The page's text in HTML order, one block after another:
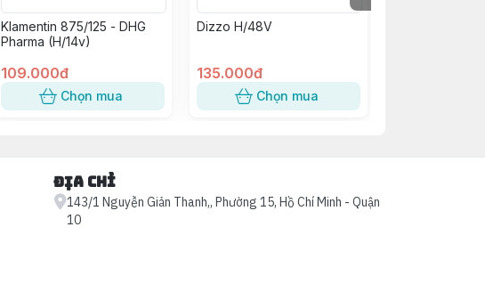
Klamentin 875/125 - DHG
Pharma (H/14v)
109.000đ
Chọn mua
Dizzo H/48V
135.000đ
Chọn mua
Địa chỉ
143/1 Nguyễn Giản Thanh,, Phường 15, Hồ Chí Minh - Quận
10